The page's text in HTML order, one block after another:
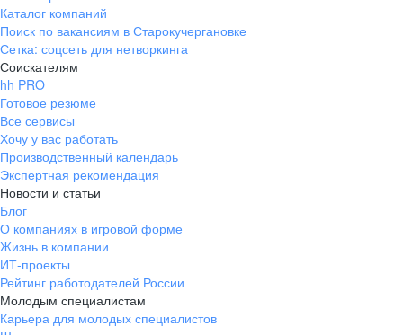
Каталог компаний
Поиск по вакансиям в Старокучергановке
Сетка: соцсеть для нетворкинга
Соискателям
hh PRO
Готовое резюме
Все сервисы
Хочу у вас работать
Производственный календарь
Экспертная рекомендация
Новости и статьи
Блог
О компаниях в игровой форме
Жизнь в компании
ИТ-проекты
Рейтинг работодателей России
Молодым специалистам
Карьера для молодых специалистов